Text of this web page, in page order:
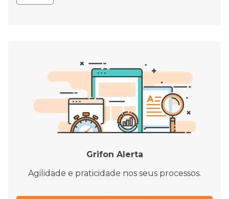
Grifon Alerta
Agilidade e praticidade nos seus processos.